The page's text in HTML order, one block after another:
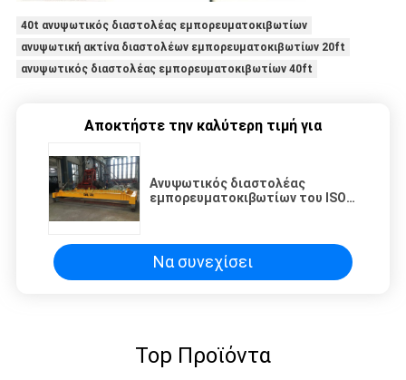
40t ανυψωτικός διαστολέας εμπορευματοκιβωτίων
ανυψωτική ακτίνα διαστολέων εμπορευματοκιβωτίων 20ft
ανυψωτικός διαστολέας εμπορευματοκιβωτίων 40ft
Αποκτήστε την καλύτερη τιμή για
Ανυψωτικός διαστολέας
εμπορευματοκιβωτίων του ISO
Να συνεχίσει
Top Προϊόντα